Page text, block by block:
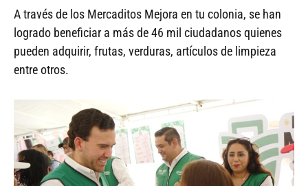
A través de los Mercaditos Mejora en tu colonia, se han
logrado beneficiar a más de 46 mil ciudadanos quienes
pueden adquirir, frutas, verduras, artículos de limpieza
entre otros.